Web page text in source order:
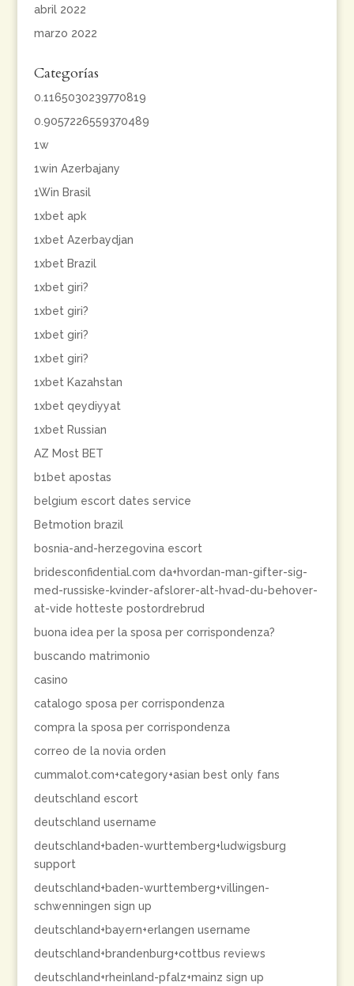
abril 2022
marzo 2022
Categorías
0.1165030239770819
0.9057226559370489
1w
1win Azerbajany
1Win Brasil
1xbet apk
1xbet Azerbaydjan
1xbet Brazil
1xbet giri?
1xbet giri?
1xbet giri?
1xbet giri?
1xbet Kazahstan
1xbet qeydiyyat
1xbet Russian
AZ Most BET
b1bet apostas
belgium escort dates service
Betmotion brazil
bosnia-and-herzegovina escort
bridesconfidential.com da+hvordan-man-gifter-sig-
med-russiske-kvinder-afslorer-alt-hvad-du-behover-
at-vide hotteste postordrebrud
buona idea per la sposa per corrispondenza?
buscando matrimonio
casino
catalogo sposa per corrispondenza
compra la sposa per corrispondenza
correo de la novia orden
cummalot.com+category+asian best only fans
deutschland escort
deutschland username
deutschland+baden-wurttemberg+ludwigsburg
support
deutschland+baden-wurttemberg+villingen-
schwenningen sign up
deutschland+bayern+erlangen username
deutschland+brandenburg+cottbus reviews
deutschland+rheinland-pfalz+mainz sign up